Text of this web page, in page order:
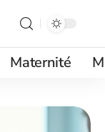
Maternité